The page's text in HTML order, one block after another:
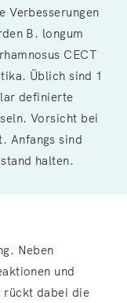
Verbesserungen
B. longum
CECT
Üblich sind 1
definierte
Vorsicht bei
Anfangs sind
halten.
Neben
und
rückt dabei die